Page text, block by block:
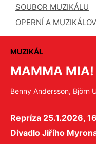
SOUBOR MUZIKÁLU
OPERNÍ A
MUZIKÁL
MAMMA MIA!
Benny Andersson, Björn
Repríza 25.1.2026,
Divadlo Jiřího